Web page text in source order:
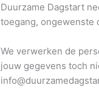
Duurzame Dagstart
toegang, ongewenste
We verwerken de
jouw gegevens toch